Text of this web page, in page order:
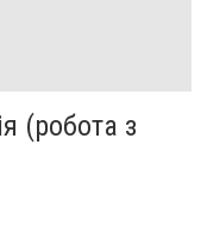
(робота з